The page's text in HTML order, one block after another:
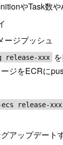
やTask数
ージプッシュ
release-xxx
ジをECRに
ecs release-xxx
アップデート